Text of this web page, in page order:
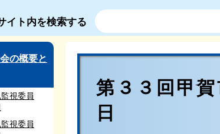
イト内を検索する
の概要と
視委員
視委員
第３３回甲
日